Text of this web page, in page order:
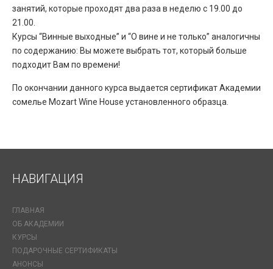
занятий, которые проходят два раза в неделю с 19.00 до
21.00.
Курсы “Винные выходные” и “О вине и не только” аналогичны
по содержанию: Вы можете выбрать тот, который больше
подходит Вам по времени!
По окончании данного курса выдается сертификат Академии
сомелье Mozart Wine House установленного образца.
НАВИГАЦИЯ
ГЛАВНАЯ
ОБ АКАДЕМИИ
КУРСЫ
ПОДАРОЧНЫЕ СЕРТИФИКАТЫ
АНОНСЫ